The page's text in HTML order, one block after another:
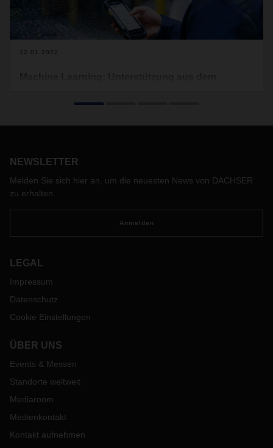
12.01.2022
und effizienter. Waren- und Datenströme fließen dabei
nutzt DACHSER die Daten aus dem operativen
NEWSLETTER
Melden Sie sich hier an, um die neuesten News von DACHSER
zu erhalten.
Anmelden
LEGAL
Impressum
Datenschutz
Cookie Einstellungen
ÜBER UNS
Events & Messen
Standorte weltweit
Mediaroom
Medienkontakt
Kontakt aufnehmen